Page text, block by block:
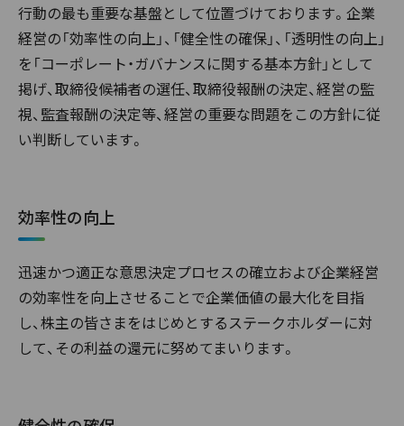
行動の最も重要な基盤として位置づけております。企業
経営の「効率性の向上」、「健全性の確保」、「透明性の向上」
を「コーポレート・ガバナンスに関する基本方針」として
掲げ、取締役候補者の選任、取締役報酬の決定、経営の監
視、監査報酬の決定等、経営の重要な問題をこの方針に従
い判断しています。
効率性の向上
迅速かつ適正な意思決定プロセスの確立および企業経営
の効率性を向上させることで企業価値の最大化を目指
し、株主の皆さまをはじめとするステークホルダーに対
して、その利益の還元に努めてまいります。